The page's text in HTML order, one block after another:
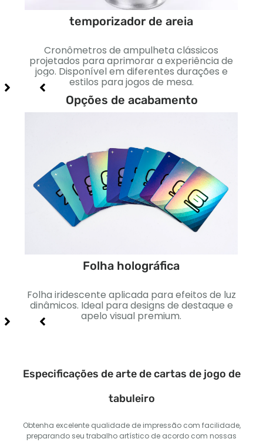
temporizador de areia
Cronômetros de ampulheta clássicos
projetados para aprimorar a experiência de
jogo. Disponível em diferentes durações e
estilos para jogos de mesa.
Opções de acabamento
Folha holográfica
Folha iridescente aplicada para efeitos de luz
dinâmicos. Ideal para designs de destaque e
apelo visual premium.
Especificações de arte de cartas de jogo de
tabuleiro
Obtenha excelente qualidade de impressão com facilidade,
preparando seu trabalho artístico de acordo com nossas